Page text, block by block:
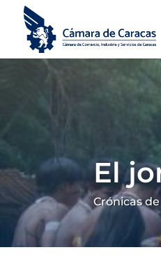
El
Crónicas